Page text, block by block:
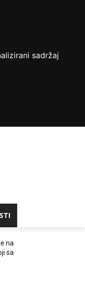
sadržaj
na
sa